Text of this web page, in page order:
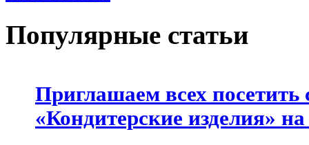
Популярные статьи
Приглашаем всех
«Кондитерские изделия»